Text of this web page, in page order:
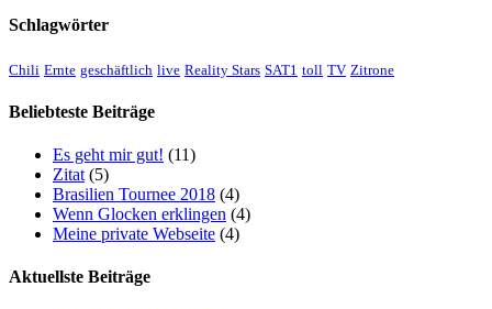
Schlagwörter
Chili Ernte geschäftlich live Reality Stars SAT1 toll TV Zitrone
Beliebteste Beiträge
Es geht mir gut! (11)
Zitat (5)
Brasilien Tournee 2018 (4)
Wenn Glocken erklingen (4)
Meine private Webseite (4)
Aktuellste Beiträge